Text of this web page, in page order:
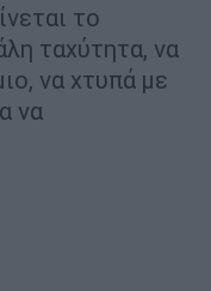
το
ταχύτητα, να
να χτυπά με
να